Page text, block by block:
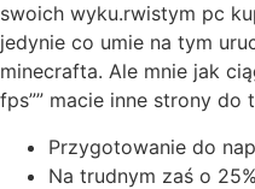
swoich wyku.rwistym pc
jedynie co umie na tym
minecrafta. Ale mnie jak
fps”” macie inne strony do
Przygotowanie do
Na trudnym zaś o